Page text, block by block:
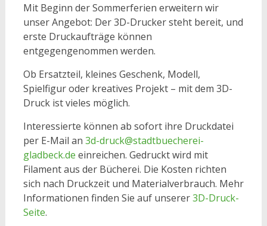
Mit Beginn der Sommerferien erweitern wir
unser Angebot: Der 3D-Drucker steht bereit, und
erste Druckaufträge können
entgegengenommen werden.
Ob Ersatzteil, kleines Geschenk, Modell,
Spielfigur oder kreatives Projekt – mit dem 3D-
Druck ist vieles möglich.
Interessierte können ab sofort ihre Druckdatei
per E-Mail an 3d-druck@stadtbuecherei-
gladbeck.de einreichen. Gedruckt wird mit
Filament aus der Bücherei. Die Kosten richten
sich nach Druckzeit und Materialverbrauch. Mehr
Informationen finden Sie auf unserer3D-Druck-
Seite.